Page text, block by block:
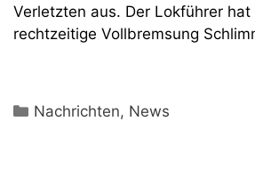
Verletzten aus. Der Lokführer
rechtzeitige Vollbremsung
Kategorien
Nachrichten, News